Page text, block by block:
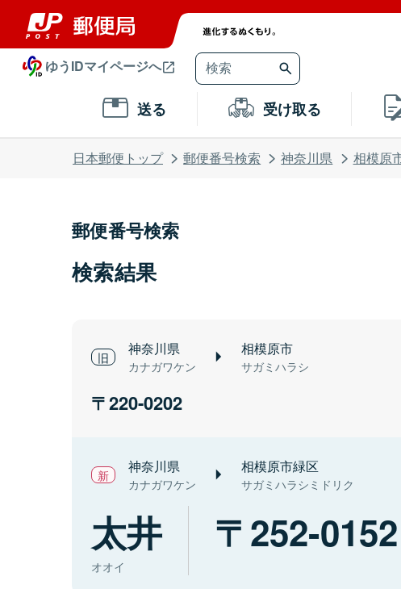
ゆうIDマイページへ
送る 受け取る
日本郵便トップ 郵便番号検索 神奈川県 相模原
郵便番号検索
検索結果
神奈川県
カナガワケン
相模原市
サガミハラシ
220-0202
神奈川県
カナガワケン
相模原市緑区
サガミハラシミドリク
太井
オオイ
252-0152